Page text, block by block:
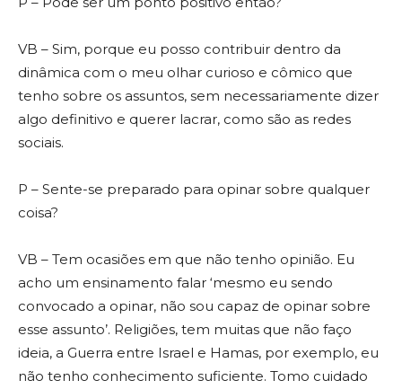
VB – Sim, porque eu posso contribuir dentro da
dinâmica com o meu olhar curioso e cômico que
tenho sobre os assuntos, sem necessariamente dizer
algo definitivo e querer lacrar, como são as redes
sociais.
P – Sente-se preparado para opinar sobre qualquer
coisa?
VB – Tem ocasiões em que não tenho opinião. Eu
acho um ensinamento falar ‘mesmo eu sendo
convocado a opinar, não sou capaz de opinar sobre
esse assunto’. Religiões, tem muitas que não faço
ideia, a Guerra entre Israel e Hamas, por exemplo, eu
não tenho conhecimento suficiente. Tomo cuidado